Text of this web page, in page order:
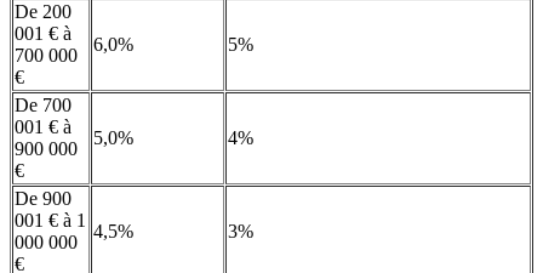
De 200
001 € à
700 000
€
6,0% 5%
De 700
001 € à
900 000
€
5,0% 4%
De 900
001 € à 1
000 000
€
4,5% 3%